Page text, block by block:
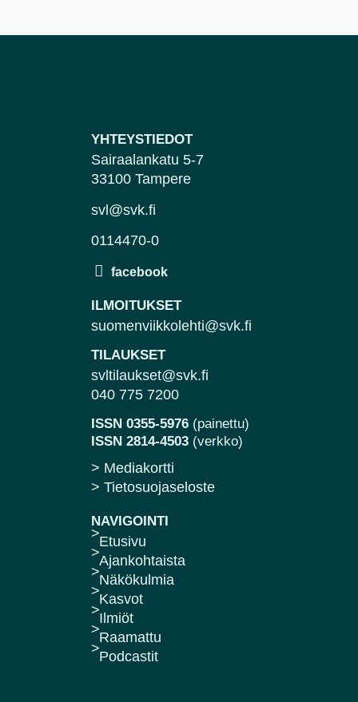
YHTEYSTIEDOT
Sairaalankatu 5-7
33100 Tampere
svl@svk.fi
0114470-0
ILMOITUKSET
suomenviikkolehti@svk.fi
TILAUKSET
svltilaukset@svk.fi
040 775 7200
ISSN 0355-5976 (painettu)
ISSN 2814-4503 (verkko)
> Mediakortti
> Tietosuojaseloste
NAVIGOINTI
Etusivu
Ajankohtaista
Näkökulmia
Kasvot
Ilmiöt
Raamattu
Podcastit